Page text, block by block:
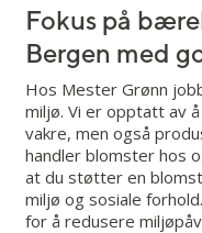
Fokus på
Bergen med
Hos Mester Grønn
miljø. Vi er opptatt av
vakre, men også
handler blomster hos
at du støtter en
miljø og sosiale
for å redusere